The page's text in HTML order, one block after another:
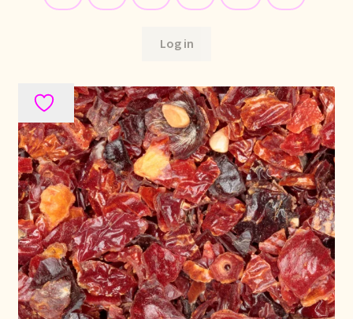
Returns and warranty
Rücksendungen und Garantie
Sécurité alimentaire
Seguridad alimentaria
Shipping and delivery
Log in